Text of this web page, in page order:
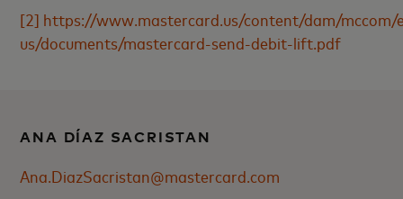
[2] https://www.mastercard.us/content/dam/mccom/
us/documents/mastercard-send-debit-lift.pdf
ANA DÍAZ SACRISTAN
Ana.DiazSacristan@mastercard.com